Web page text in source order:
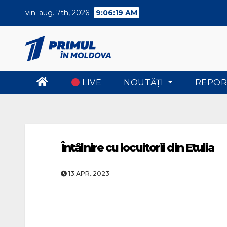
vin. aug. 7th, 2026 9:06:20 AM
LIVE NOUTĂŢI
Întâlnire cu locuitorii din Etulia
13.APR..2023